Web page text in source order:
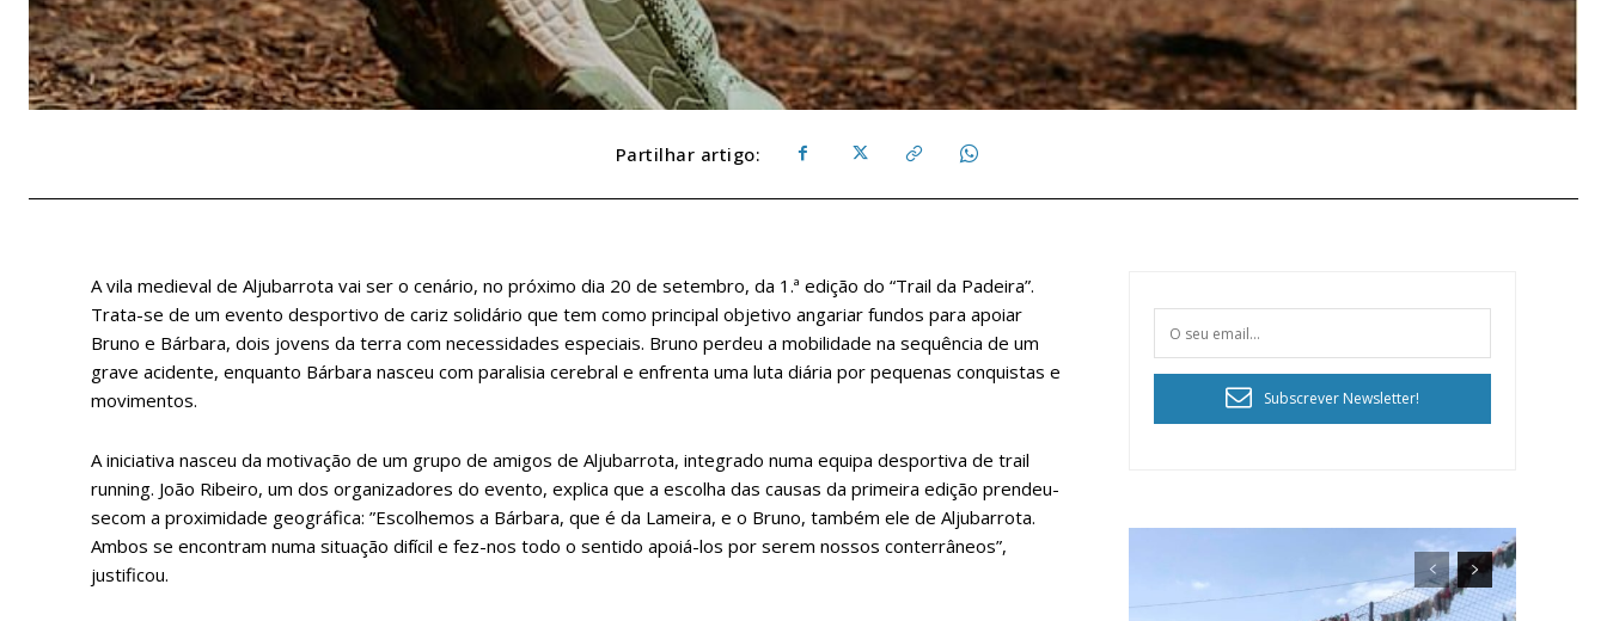
Partilhar artigo:
A vila medieval de Aljubarrota vai ser o cenário, no próximo dia 20 de setembro, da 1.ª edição do “Trail da Padeira”.
Trata-se de um evento desportivo de cariz solidário que tem como principal objetivo angariar fundos para apoiar
Bruno e Bárbara, dois jovens da terra com necessidades especiais. Bruno perdeu a mobilidade na sequência de um
grave acidente, enquanto Bárbara nasceu com paralisia cerebral e enfrenta uma luta diária por pequenas conquistas e
movimentos.
A iniciativa nasceu da motivação de um grupo de amigos de Aljubarrota, integrado numa equipa desportiva de trail
running. João Ribeiro, um dos organizadores do evento, explica que a escolha das causas da primeira edição prendeu-
secom a proximidade geográfica: ”Escolhemos a Bárbara, que é da Lameira, e o Bruno, também ele de Aljubarrota.
Ambos se encontram numa situação difícil e fez-nos todo o sentido apoiá-los por serem nossos conterrâneos”,
justificou.
Subscrever Newsletter!